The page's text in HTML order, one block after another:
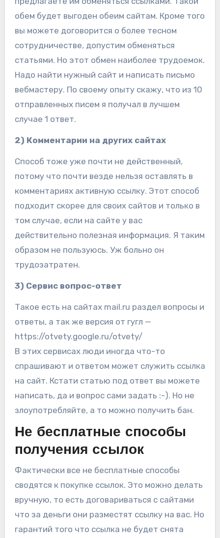
обем будет выгоден обеим сайтам. Кроме того
вы можете договорится о более тесном
сотрудничестве, допустим обменяться
статьями. Но этот обмен наиболее трудоемок.
Надо найти нужный сайт и написать письмо
вебмастеру. По своему опыту скажу, что из 10
отправленных писем я получал в лучшем
случае 1 ответ.
2) Комментарии на других сайтах
Способ тоже уже почти не действенный,
потому что почти везде нельзя оставлять в
комментариях активную ссылку. Этот способ
подходит скорее для своих сайтов и только в
том случае, если на сайте у вас
действительно полезная информация. Я таким
образом не пользуюсь. Уж больно он
трудозатратен.
3) Сервис вопрос-ответ
Такое есть на сайтах mail.ru раздел вопросы и
ответы, а так же версия от гугл —
https://otvety.google.ru/otvety/
В этих сервисах люди иногда что-то
спрашивают и ответом может служить ссылка
на сайт. Кстати статью под ответ вы можете
написать, да и вопрос сами задать :-). Но не
злоупотребляйте, а то можно получить бан.
Не бесплатные способы
получения ссылок
Фактически все не бесплатные способы
сводятся к покупке ссылок. Это можно делать
вручную, то есть договариваться с сайтами
что за деньги они разместят ссылку на вас. Но
гарантий того что ссылка не будет снята